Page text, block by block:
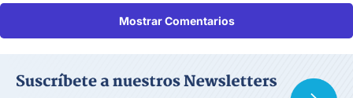
Mostrar Comentarios